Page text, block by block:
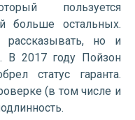
пользуется
больше остальных.
но и
В 2017 году Пойзон
статус гаранта.
(в том числе и